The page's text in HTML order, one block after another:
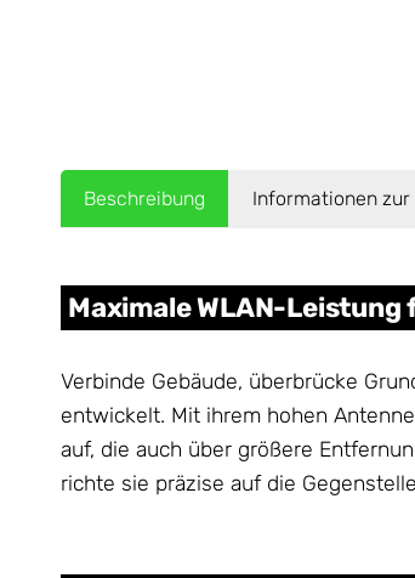
Beschreibung Informationen
Maximale WLAN-
Verbinde Gebäude, überbrücke
entwickelt. Mit ihrem hohen
auf, die auch über größere
richte sie präzise auf die